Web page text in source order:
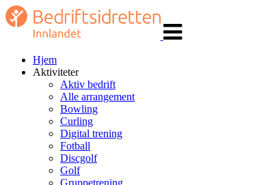
navigasjon
Hjem
Aktiviteter
Aktiv bedrift
Alle arrangement
Bowling
Curling
Digital trening
Fotball
Discgolf
Golf
Gruppetrening